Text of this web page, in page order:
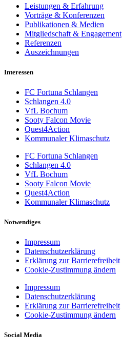
Leistungen & Erfahrung
Vorträge & Konferenzen
Publikationen & Medien
Mitgliedschaft & Engagement
Referenzen
Auszeichnungen
Interessen
FC Fortuna Schlangen
Schlangen 4.0
VfL Bochum
Sooty Falcon Movie
Quest4Action
Kommunaler Klimaschutz
FC Fortuna Schlangen
Schlangen 4.0
VfL Bochum
Sooty Falcon Movie
Quest4Action
Kommunaler Klimaschutz
Notwendiges
Impressum
Datenschutzerklärung
Erklärung zur Barrierefreiheit
Cookie-Zustimmung ändern
Impressum
Datenschutzerklärung
Erklärung zur Barrierefreiheit
Cookie-Zustimmung ändern
Social Media